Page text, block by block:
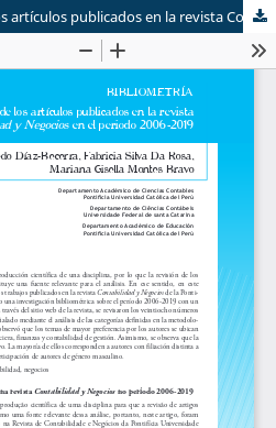
Análisis bibliométrico de los artículos publicados en la revista Contabilidad y Negocios en el periodo 2006-2019